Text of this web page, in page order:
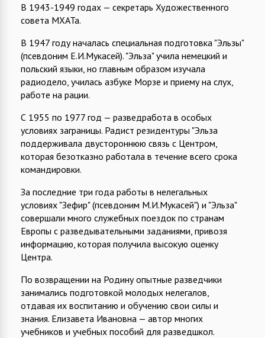
В 1943-1949 годах — секретарь Художественного
совета МХАТа.
В 1947 году началась специальная подготовка "Эльзы"
(псевдоним Е.И.Мукасей). "Эльза" учила немецкий и
польский языки, но главным образом изучала
радиодело, училась азбуке Морзе и приему на слух,
работе на рации.
С 1955 по 1977 год — разведработа в особых
условиях заграницы. Радист резидентуры "Эльза
поддерживала двустороннюю связь с Центром,
которая безотказно работала в течение всего срока
командировки.
За последние три года работы в нелегальных
условиях "Зефир" (псевдоним М.И.Мукасей") и "Эльза"
совершали много служебных поездок по странам
Европы с разведывательными заданиями, привозя
информацию, которая получила высокую оценку
Центра.
По возвращении на Родину опытные разведчики
занимались подготовкой молодых нелегалов,
отдавая их воспитанию и обучению свои силы и
знания. Елизавета Ивановна — автор многих
учебников и учебных пособий для разведшкол.